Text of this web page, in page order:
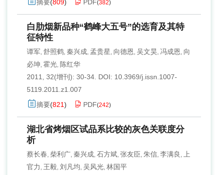
摘要(809) PDF(382)
白肋烟新品种“鹤峰大五号”的选育及其特
征特性
谭军, 舒照鹤, 秦兴成, 孟贵星, 向德恩 , 吴文昊, 冯成恩 , 向
必坤, 霍光, 陈红华
2011, 32(增刊): 30-34. DOI: 10.3969/j.issn.1007-
5119.2011.z1.007
摘要(821) PDF(242)
湖北省烤烟区试品系比较的灰色关联度分
析
蔡长春, 柴利广, 秦兴成, 石方斌, 张友臣, 朱信, 李满良 ,
上
官力 , 王毅, 刘凡均, 吴风光, 林国平